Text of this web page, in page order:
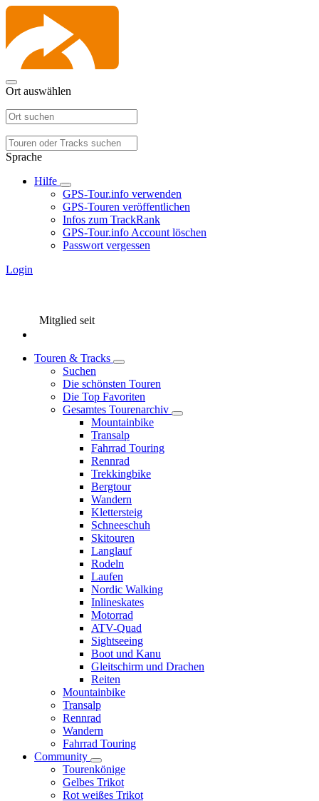
Ort auswählen
Sprache
Hilfe
GPS-Tour.info verwenden
GPS-Touren veröffentlichen
Infos zum TrackRank
GPS-Tour.info Account löschen
Passwort vergessen
Login
Mitglied seit
Touren & Tracks
Suchen
Die schönsten Touren
Die Top Favoriten
Gesamtes Tourenarchiv
Mountainbike
Transalp
Fahrrad Touring
Rennrad
Trekkingbike
Bergtour
Wandern
Klettersteig
Schneeschuh
Skitouren
Langlauf
Rodeln
Laufen
Nordic Walking
Inlineskates
Motorrad
ATV-Quad
Sightseeing
Boot und Kanu
Gleitschirm und Drachen
Reiten
Mountainbike
Transalp
Rennrad
Wandern
Fahrrad Touring
Community
Tourenkönige
Gelbes Trikot
Rot weißes Trikot